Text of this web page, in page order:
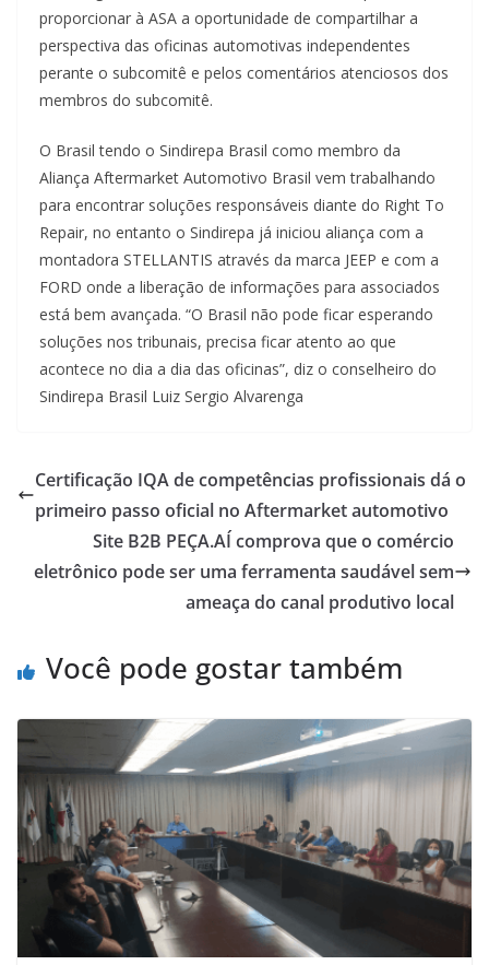
proporcionar à ASA a oportunidade de compartilhar a
perspectiva das oficinas automotivas independentes
perante o subcomitê e pelos comentários atenciosos dos
membros do subcomitê.
O Brasil tendo o Sindirepa Brasil como membro da
Aliança Aftermarket Automotivo Brasil vem trabalhando
para encontrar soluções responsáveis diante do Right To
Repair, no entanto o Sindirepa já iniciou aliança com a
montadora STELLANTIS através da marca JEEP e com a
FORD onde a liberação de informações para associados
está bem avançada. “O Brasil não pode ficar esperando
soluções nos tribunais, precisa ficar atento ao que
acontece no dia a dia das oficinas”, diz o conselheiro do
Sindirepa Brasil Luiz Sergio Alvarenga
Certificação IQA de competências profissionais dá o
primeiro passo oficial no Aftermarket automotivo
Site B2B PEÇA.AÍ comprova que o comércio
eletrônico pode ser uma ferramenta saudável sem
ameaça do canal produtivo local
Você pode gostar também